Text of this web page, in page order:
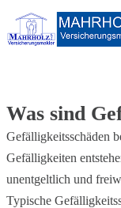
Zum Blog
Was sind
Gefälligkeitsschäden
Gefälligkeiten
unentgeltlich und
Typische